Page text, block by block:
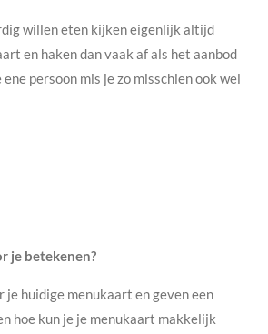
willen eten kijken eigenlijk altijd
en haken dan vaak af als het aanbod
persoon mis je zo misschien ook wel
je betekenen?
je huidige menukaart en geven een
hoe kun je je menukaart makkelijk